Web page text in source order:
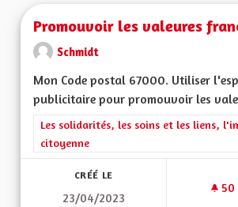
Promouvoir les valeures
Schmidt
Mon Code postal 67000. Utiliser
publicitaire pour promouvoir les
Filtrer les résultats de la catégorie :
Les solidarités, les soins et les liens,
citoyenne
CRÉÉ LE
23/04/2023
50